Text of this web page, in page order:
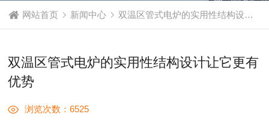
网站首页 新闻中心 双温区管式电炉的实用性结构设计让它更有优势
双温区管式电炉的实用性结构设计让它更有
优势
浏览次数：6525